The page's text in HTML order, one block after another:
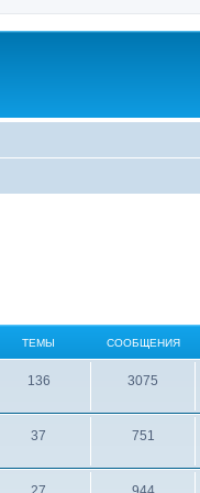
ТЕМЫ СООБЩЕНИЯ
136 3075
37 751